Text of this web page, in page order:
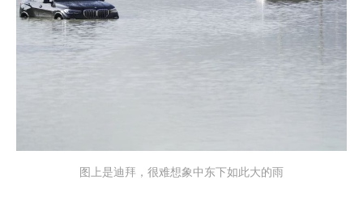
图上是迪拜，很难想象中东下如此大的雨